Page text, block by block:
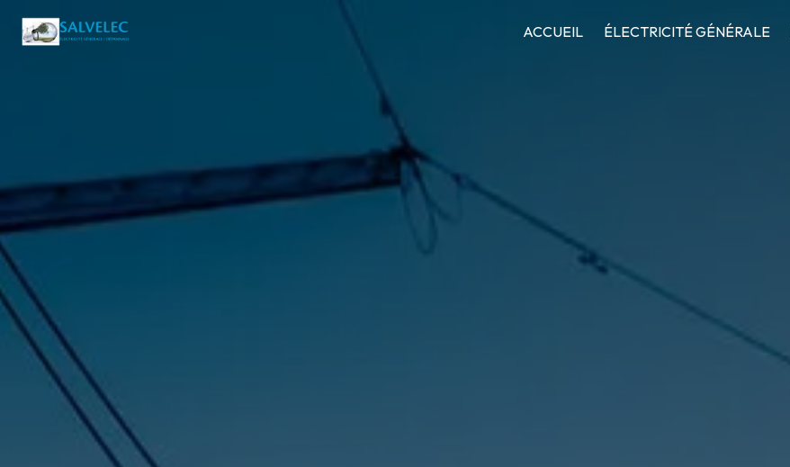
ACCUEIL ÉLECTRICITÉ GÉNÉRALE